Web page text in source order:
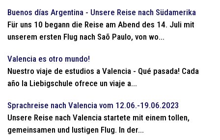
Buenos días Argentina - Unsere Reise nach Südamerika
Für uns 10 begann die Reise am Abend des 14. Juli mit
unserem ersten Flug nach Saõ Paulo, von wo...
Valencia es otro mundo!
Nuestro viaje de estudios a Valencia - Qué pasada! Cada
año la Liebigschule ofrece un viaje a...
Sprachreise nach Valencia vom 12.06.-19.06.2023
Unsere Reise nach Valencia startete mit einem tollen,
gemeinsamen und lustigen Flug. In der...